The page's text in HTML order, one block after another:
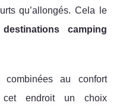
qu’allongés. Cela le
destinations camping
combinées au confort
endroit un choix